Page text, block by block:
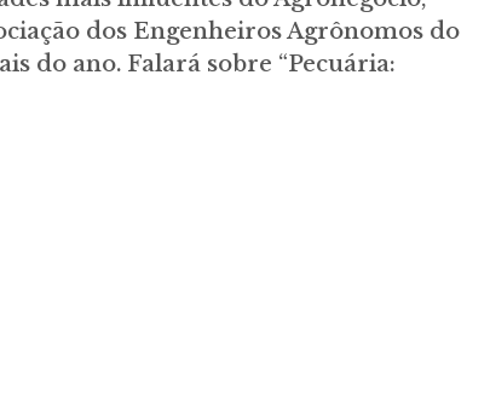
dos Engenheiros Agrônomos do
do ano. Falará sobre “Pecuária: